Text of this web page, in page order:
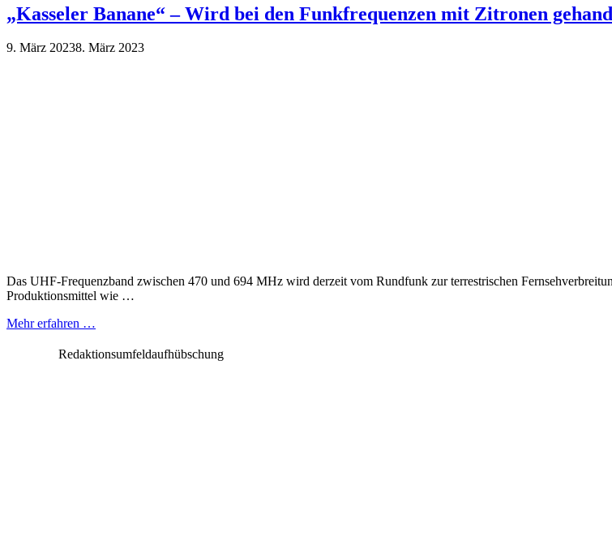
„Kasseler Banane“ – Wird bei den Funkfrequenzen mit Zitronen
9. März 20238. März 2023
Das UHF-Frequenzband zwischen 470 und 694 MHz wird derzeit vom Rundfunk zur terrestrischen
Produktionsmittel wie …
Mehr erfahren …
Redaktionsumfeldaufhübschung